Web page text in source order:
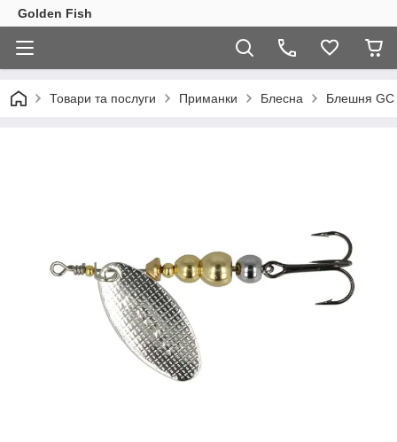
Golden Fish
Товари та послуги Приманки Блесна Блешня